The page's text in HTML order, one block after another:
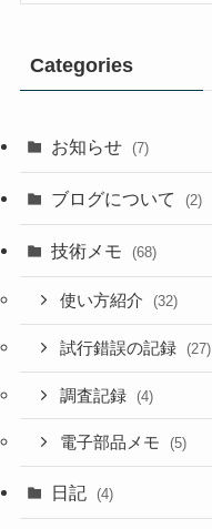
Categories
お知らせ (7)
ブログについて (2)
技術メモ (68)
使い方紹介 (32)
試行錯誤の記録 (27)
調査記録 (4)
電子部品メモ (5)
日記 (4)